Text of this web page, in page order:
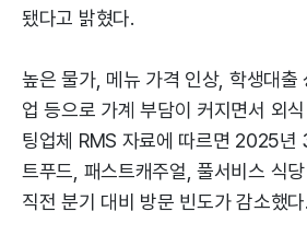
됐다고 밝혔다.
높은 물가, 메뉴 가격 인상, 학생대출
업 등으로 가계 부담이 커지면서 외
팅업체 RMS 자료에 따르면 2025년
트푸드, 패스트캐주얼, 풀서비스 식
직전 분기 대비 방문 빈도가 감소했다.